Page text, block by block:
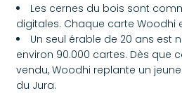
Les cernes du bois sont
digitales. Chaque carte Woodhi
Un seul érable de 20 ans est
environ 90.000 cartes. Dès que
vendu, Woodhi replante un
du Jura.